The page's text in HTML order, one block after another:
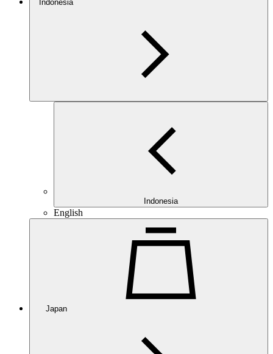
Indonesia
Indonesia
English
Japan